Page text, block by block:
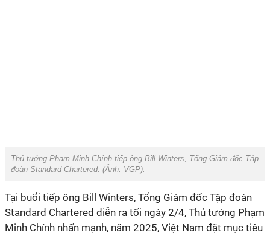
Thủ tướng Phạm Minh Chính tiếp ông Bill Winters, Tổng Giám đốc Tập
đoàn Standard Chartered. (Ảnh: VGP).
Tại buổi tiếp ông Bill Winters, Tổng Giám đốc Tập đoàn
Standard Chartered diễn ra tối ngày 2/4, Thủ tướng Phạm
Minh Chính nhấn mạnh, năm 2025, Việt Nam đặt mục tiêu